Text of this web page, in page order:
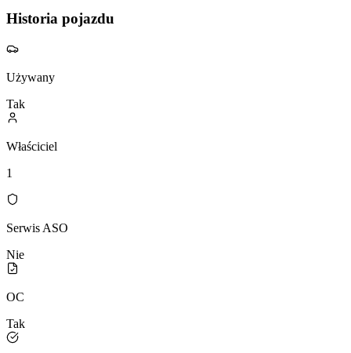
Historia pojazdu
Używany
Tak
Właściciel
1
Serwis ASO
Nie
OC
Tak